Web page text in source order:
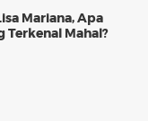
Mariana, Apa
Terkenal Mahal?